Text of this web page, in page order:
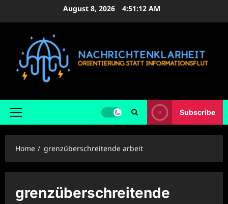
August 8, 2026 4:51:12 AM
Primary
Subscribe
Home grenzüberschreitende arbeit
grenzüberschreitende